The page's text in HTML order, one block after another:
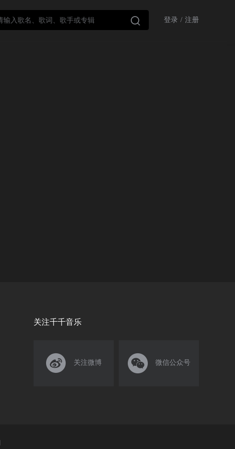
 登录 / 注册
关注千千音乐
 关注微博  微信公众号